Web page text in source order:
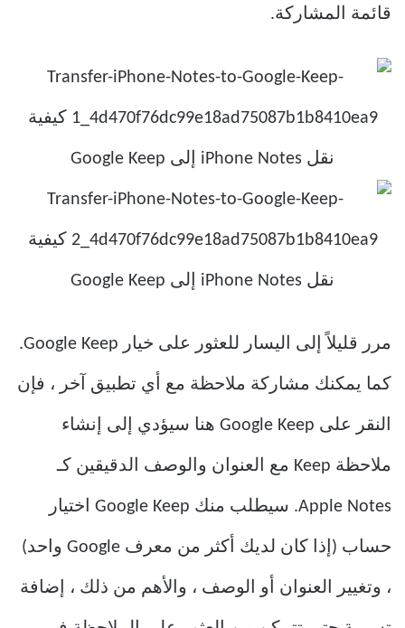
قائمة المشاركة.
مرر قليلاً إلى اليسار للعثور على خيار Google Keep.
كما يمكنك مشاركة ملاحظة مع أي تطبيق آخر ، فإن
النقر على Google Keep هنا سيؤدي إلى إنشاء
ملاحظة Keep مع العنوان والوصف الدقيقين كـ
Apple Notes. سيطلب منك Google Keep اختيار
حساب (إذا كان لديك أكثر من معرف Google واحد)
، وتغيير العنوان أو الوصف ، والأهم من ذلك ، إضافة